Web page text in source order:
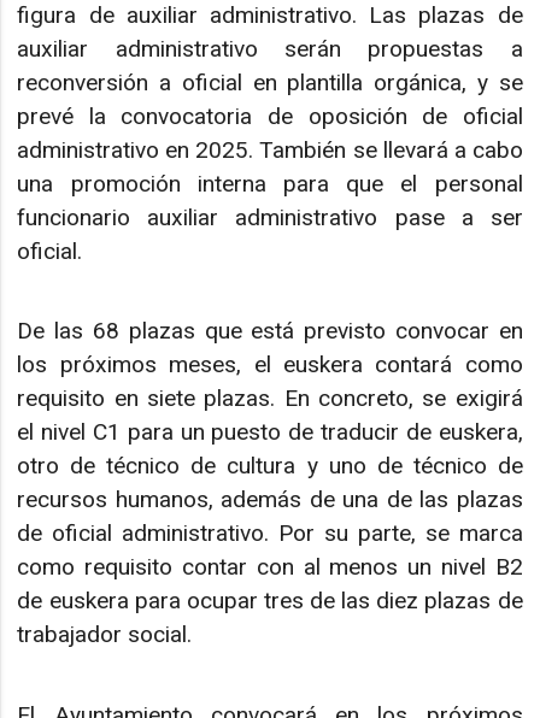
figura de auxiliar administrativo. Las plazas de
auxiliar administrativo serán propuestas a
reconversión a oficial en plantilla orgánica, y se
prevé la convocatoria de oposición de oficial
administrativo en 2025. También se llevará a cabo
una promoción interna para que el personal
funcionario auxiliar administrativo pase a ser
oficial.
De las 68 plazas que está previsto convocar en
los próximos meses, el euskera contará como
requisito en siete plazas. En concreto, se exigirá
el nivel C1 para un puesto de traducir de euskera,
otro de técnico de cultura y uno de técnico de
recursos humanos, además de una de las plazas
de oficial administrativo. Por su parte, se marca
como requisito contar con al menos un nivel B2
de euskera para ocupar tres de las diez plazas de
trabajador social.